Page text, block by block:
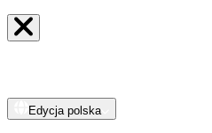
Edycja polska